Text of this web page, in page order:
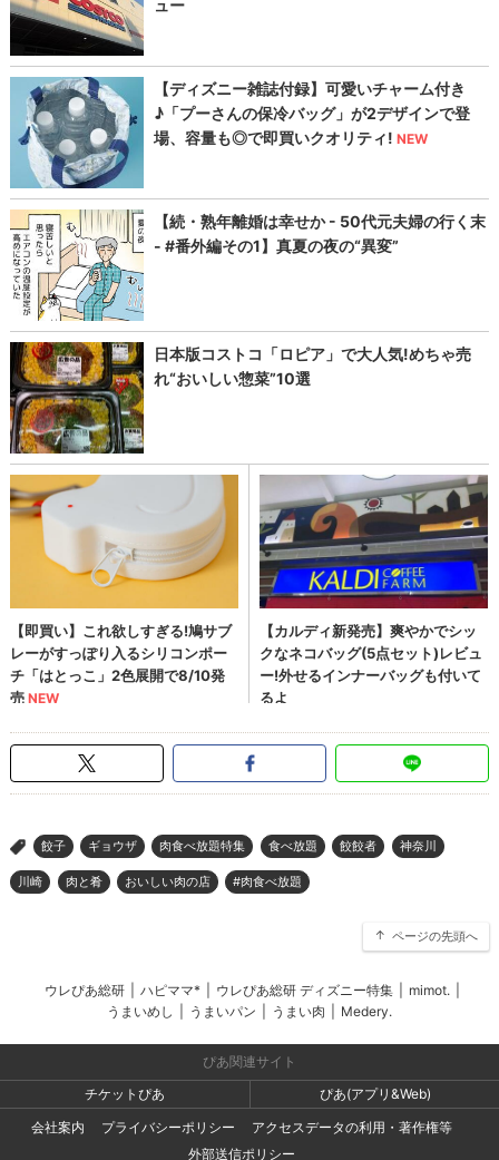
> 餃子 ギョウザ 肉食べ放題特集 食べ放題 餃餃者 神奈川
川崎 肉と肴 おいしい肉の店 #肉食べ放題
ページの先頭へ
ウレぴあ総研 ハピママ* ウレぴあ総研 ディズニー特集 mimot.
うまいめし
うまいパン うまい肉 Medery.
ぴあ関連サイト
チケットぴあ
ぴあ(アプリ&Web)
会社案内
プライバシーポリシー
アクセスデータの利用・著作権等
外部送信ポリシー